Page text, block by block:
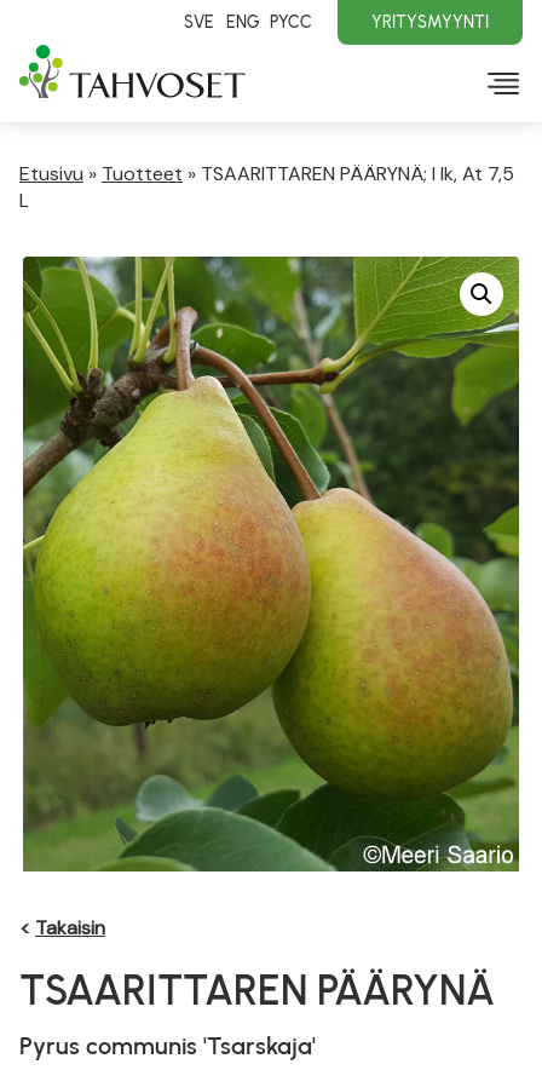
SVE ENG PYCC YRITYSMYYNTI
Etusivu » Tuotteet » TSAARITTAREN PÄÄRYNÄ; I lk, At 7,5
L
< Takaisin
TSAARITTAREN PÄÄRYNÄ
Pyrus communis 'Tsarskaja'